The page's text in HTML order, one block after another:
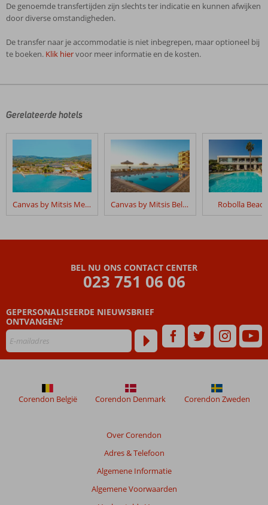
De genoemde transfertijden zijn slechts ter indicatie en kunnen afwijken
door diverse omstandigheden.
De transfer naar je accommodatie is niet inbegrepen, maar optioneel bij
te boeken. Klik hiervoor meer informatie en de kosten.
door
klanten
na
hun
verblijf
Elea
48
maanden
meer
om
de
Gerelateerde hotels
Canvas by Mitsis Messonghi Canvas by Mitsis Belvedere Robolla
BEL NU ONS CONTACT CENTER
023 751 06 06
GEPERSONALISEERDE NIEUWSBRIEF
ONTVANGEN?
Over Corendon
Adres & Telefoon
Algemene Informatie
Algemene Voorwaarden
Corendon België Corendon Denmark Corendon Zweden